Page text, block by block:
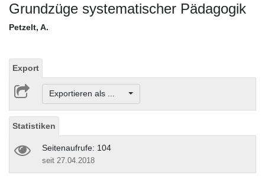
Grundzüge systematischer Pädagogik
Petzelt, A.
Export
Exportieren als ...
Statistiken
Seitenaufrufe: 104
seit 27.04.2018